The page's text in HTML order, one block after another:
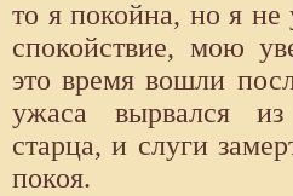
то я покойна, но я
спокойствие, мою
это время вошли
ужаса вырвался из
старца, и слуги
покоя.